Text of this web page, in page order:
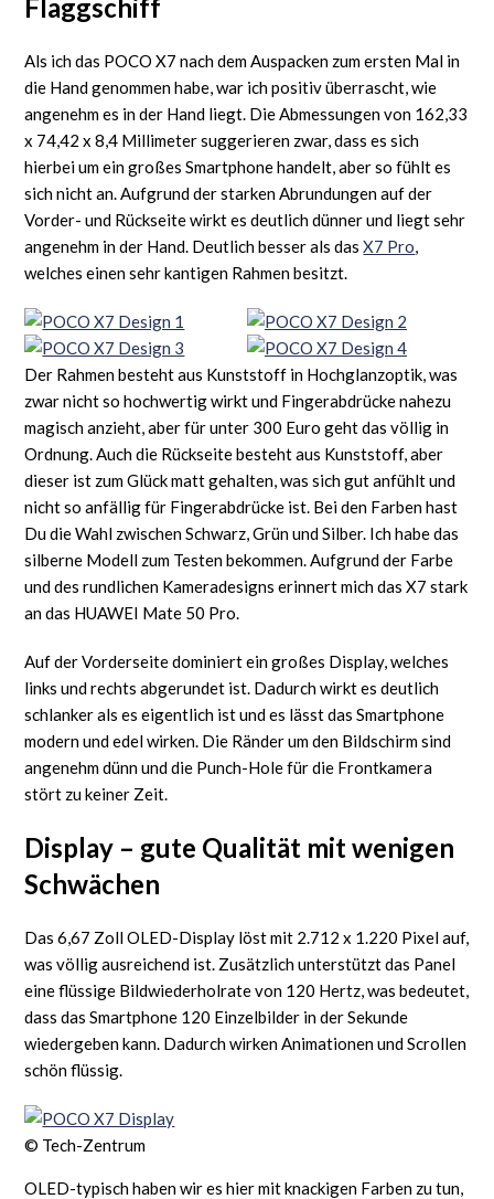
Flaggschiff
Als ich das POCO X7 nach dem Auspacken zum ersten Mal in
die Hand genommen habe, war ich positiv überrascht, wie
angenehm es in der Hand liegt. Die Abmessungen von 162,33
x 74,42 x 8,4 Millimeter suggerieren zwar, dass es sich
hierbei um ein großes Smartphone handelt, aber so fühlt es
sich nicht an. Aufgrund der starken Abrundungen auf der
Vorder- und Rückseite wirkt es deutlich dünner und liegt sehr
angenehm in der Hand. Deutlich besser als dasX7 Pro,
welches einen sehr kantigen Rahmen besitzt.
Der Rahmen besteht aus Kunststoff in Hochglanzoptik, was
zwar nicht so hochwertig wirkt und Fingerabdrücke nahezu
magisch anzieht, aber für unter 300 Euro geht das völlig in
Ordnung. Auch die Rückseite besteht aus Kunststoff, aber
dieser ist zum Glück matt gehalten, was sich gut anfühlt und
nicht so anfällig für Fingerabdrücke ist. Bei den Farben hast
Du die Wahl zwischen Schwarz, Grün und Silber. Ich habe das
silberne Modell zum Testen bekommen. Aufgrund der Farbe
und des rundlichen Kameradesigns erinnert mich das X7 stark
an das HUAWEI Mate 50 Pro.
Auf der Vorderseite dominiert ein großes Display, welches
links und rechts abgerundet ist. Dadurch wirkt es deutlich
schlanker als es eigentlich ist und es lässt das Smartphone
modern und edel wirken. Die Ränder um den Bildschirm sind
angenehm dünn und die Punch-Hole für die Frontkamera
stört zu keiner Zeit.
Display – gute Qualität mit wenigen
Schwächen
Das 6,67 Zoll OLED-Display löst mit 2.712 x 1.220 Pixel auf,
was völlig ausreichend ist. Zusätzlich unterstützt das Panel
eine flüssige Bildwiederholrate von 120 Hertz, was bedeutet,
dass das Smartphone 120 Einzelbilder in der Sekunde
wiedergeben kann. Dadurch wirken Animationen und Scrollen
schön flüssig.
© Tech-Zentrum
OLED-typisch haben wir es hier mit knackigen Farben zu tun,